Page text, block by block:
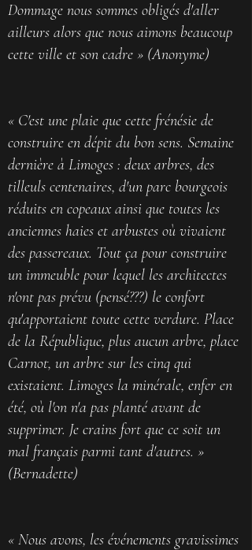
Dommage nous sommes obligés d'aller
ailleurs alors que nous aimons beaucoup
cette ville et son cadre » (Anonyme)
« C'est une plaie que cette frénésie de
construire en dépit du bon sens. Semaine
dernière à Limoges : deux arbres, des
tilleuls centenaires, d'un parc bourgeois
réduits en copeaux ainsi que toutes les
anciennes haies et arbustes où vivaient
des passereaux. Tout ça pour construire
un immeuble pour lequel les architectes
n'ont pas prévu (pensé???) le confort
qu'apportaient toute cette verdure. Place
de la République, plus aucun arbre, place
Carnot, un arbre sur les cinq qui
existaient. Limoges la minérale, enfer en
été, où l'on n'a pas planté avant de
supprimer. Je crains fort que ce soit un
mal français parmi tant d'autres. »
(Bernadette)
« Nous avons, les événements gravissimes